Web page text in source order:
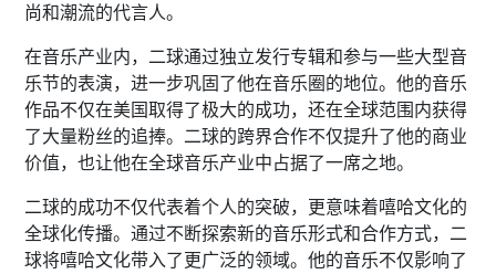
尚和潮流的代言人。
在音乐产业内，二球通过独立发行专辑和参与一些大型音
乐节的表演，进一步巩固了他在音乐圈的地位。他的音乐
作品不仅在美国取得了极大的成功，还在全球范围内获得
了大量粉丝的追捧。二球的跨界合作不仅提升了他的商业
价值，也让他在全球音乐产业中占据了一席之地。
二球的成功不仅代表着个人的突破，更意味着嘻哈文化的
全球化传播。通过不断探索新的音乐形式和合作方式，二
球将嘻哈文化带入了更广泛的领域。他的音乐不仅影响了